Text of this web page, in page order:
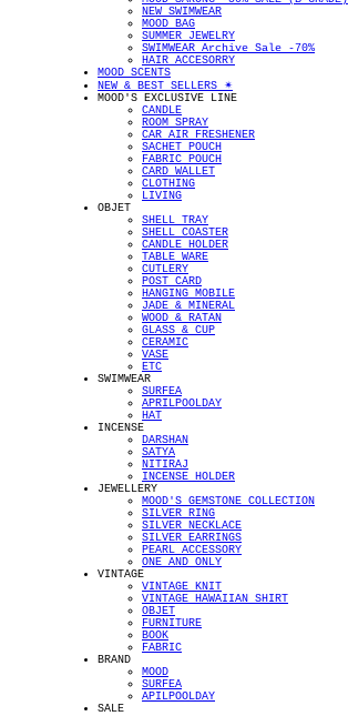
NEW SWIMWEAR
MOOD BAG
SUMMER JEWELRY
SWIMWEAR Archive Sale -70%
HAIR ACCESORRY
MOOD SCENTS
NEW & BEST SELLERS ✴︎
MOOD'S EXCLUSIVE LINE
CANDLE
ROOM SPRAY
CAR AIR FRESHENER
SACHET POUCH
FABRIC POUCH
CARD WALLET
CLOTHING
LIVING
OBJET
SHELL TRAY
SHELL COASTER
CANDLE HOLDER
TABLE WARE
CUTLERY
POST CARD
HANGING MOBILE
JADE & MINERAL
WOOD & RATAN
GLASS & CUP
CERAMIC
VASE
ETC
SWIMWEAR
SURFEA
APRILPOOLDAY
HAT
INCENSE
DARSHAN
SATYA
NITIRAJ
INCENSE HOLDER
JEWELLERY
MOOD'S GEMSTONE COLLECTION
SILVER RING
SILVER NECKLACE
SILVER EARRINGS
PEARL ACCESSORY
ONE AND ONLY
VINTAGE
VINTAGE KNIT
VINTAGE HAWAIIAN SHIRT
OBJET
FURNITURE
BOOK
FABRIC
BRAND
MOOD
SURFEA
APILPOOLDAY
SALE